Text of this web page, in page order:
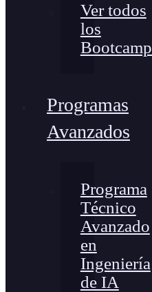
Ver todos
los
Programas
Avanzados
Programa
Técnico
Avanzado
en
Ingeniería
de IA